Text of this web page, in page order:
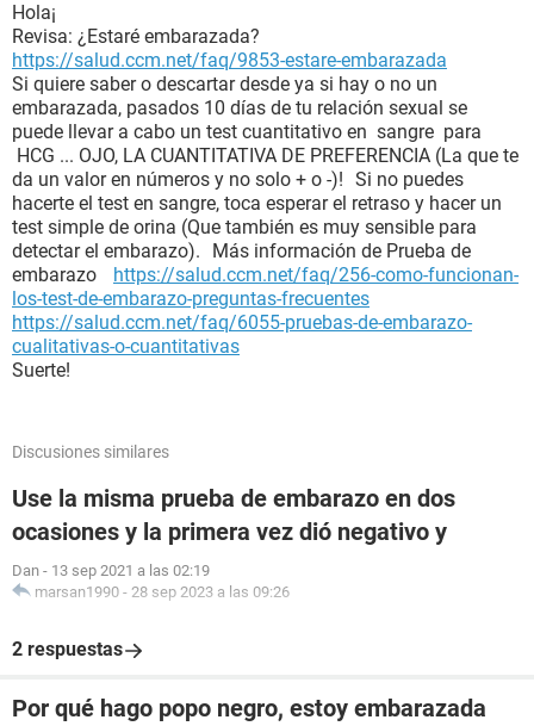
Hola¡
Revisa: ¿Estaré embarazada?
https://salud.ccm.net/faq/9853-estare-embarazada
Si quiere saber o descartar desde ya si hay o no un
embarazada, pasados 10 días de tu relación sexual se
puede llevar a cabo un test cuantitativo en sangre para
HCG ... OJO, LA CUANTITATIVA DE PREFERENCIA (La que te
da un valor en números y no solo + o -)! Si no puedes
hacerte el test en sangre, toca esperar el retraso y hacer un
test simple de orina (Que también es muy sensible para
detectar el embarazo). Más información de Prueba de
embarazo https://salud.ccm.net/faq/256-como-funcionan-
los-test-de-embarazo-preguntas-frecuentes
https://salud.ccm.net/faq/6055-pruebas-de-embarazo-
cualitativas-o-cuantitativas
Suerte!
Discusiones similares
Use la misma prueba de embarazo en dos
ocasiones y la primera vez dió negativo y
Dan - 13 sep 2021 a las 02:19
marsan1990 - 28 sep 2023 a las 09:26
2 respuestas
Por qué hago popo negro, estoy embarazada